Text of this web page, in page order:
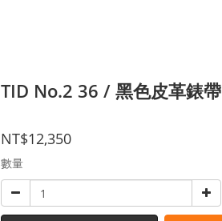
TID No.2 36 / 黑色皮革錶帶
NT$12,350
數量